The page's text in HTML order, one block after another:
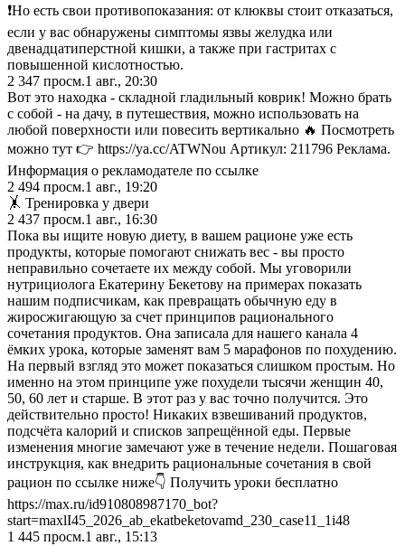
❗️Но есть свои противопоказания: от клюквы стоит отказаться,
если у вас обнаружены симптомы язвы желудка или
двенадцатиперстной кишки, а также при гастритах с
повышенной кислотностью.
2 347 просм.1 авг., 20:30
Вот это находка - складной гладильный коврик! Можно брать
с собой - на дачу, в путешествия, можно использовать на
любой поверхности или повесить вертикально 🔥 Посмотреть
можно тут 👉 https://ya.cc/ATWNou Артикул: 211796 Реклама.
Информация о рекламодателе по ссылке
2 494 просм.1 авг., 19:20
🤸 Тренировка у двери
2 437 просм.1 авг., 16:30
Пока вы ищите новую диету, в вашем рационе уже есть
продукты, которые помогают снижать вес - вы просто
неправильно сочетаете их между собой. Мы уговорили
нутрициолога Екатерину Бекетову на примерах показать
нашим подписчикам, как превращать обычную еду в
жиросжигающую за счет принципов рационального
сочетания продуктов. Она записала для нашего канала 4
ёмких урока, которые заменят вам 5 марафонов по похудению.
На первый взгляд это может показаться слишком простым. Но
именно на этом принципе уже похудели тысячи женщин 40,
50, 60 лет и старше. В этот раз у вас точно получится. Это
действительно просто! Никаких взвешиваний продуктов,
подсчёта калорий и списков запрещённой еды. Первые
изменения многие замечают уже в течение недели. Пошаговая
инструкция, как внедрить рациональные сочетания в свой
рацион по ссылке ниже👇 Получить уроки бесплатно
https://max.ru/id910808987170_bot?
start=maxlI45_2026_ab_ekatbeketovamd_230_case11_1i48
1 445 просм.1 авг., 15:13